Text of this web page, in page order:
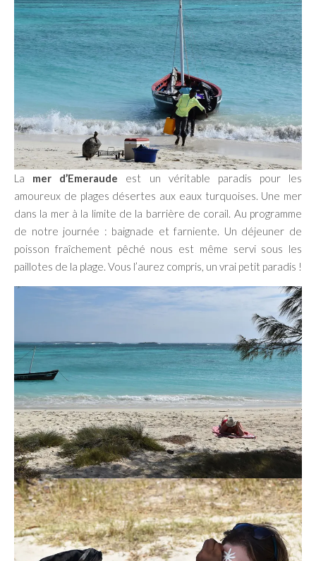
La mer d’Emeraude est un véritable paradis pour les
amoureux de plages désertes aux eaux turquoises. Une mer
dans la mer à la limite de la barrière de corail. Au programme
de notre journée : baignade et farniente. Un déjeuner de
poisson fraîchement pêché nous est même servi sous les
paillotes de la plage. Vous l’aurez compris, un vrai petit paradis !